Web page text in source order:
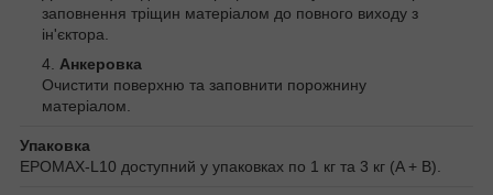
заповнення тріщин матеріалом до повного виходу з
ін'єктора.
Анкеровка
Очистити поверхню та заповнити порожнину
матеріалом.
Упаковка
EPOMAX-L10 доступний у упаковках по 1 кг та 3 кг (A + B).